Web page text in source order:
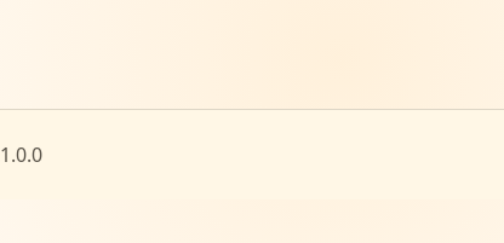
1.0.0